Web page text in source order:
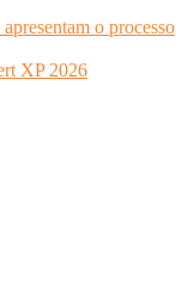
o processo
XP 2026